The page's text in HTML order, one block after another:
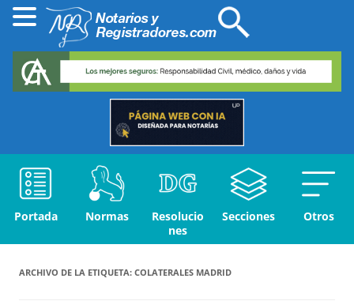
Portada Normas
Resolucio
nes
Secciones Otros
ARCHIVO DE LA ETIQUETA: COLATERALES MADRID